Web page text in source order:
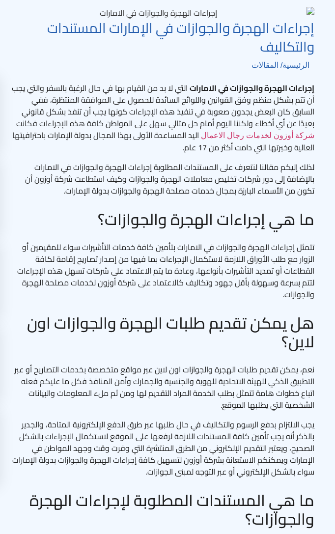
إجراءات الهجرة والجوازات في الإمارات المستندات
والتكاليف
الرئيسية/ المقالات
إجراءات الهجرة والجوازات في الاماراتالتي لا بد من القيام بها في حال الرغبة بالسفر والتي يجب
أن تتم بشكل منظم وفق القوانين واللوائح السائدة للحصول على الموافقة المنتظرة، ففي
السابق كان البعض يجدون صعوبة في تنفيذ هذه الإجراءات كونها يجب أن تنفذ بشكل قانوني
بعيدًا عن أي أخطاء ولكننا اليوم أمام حل مثالي سهل على المواطن كافة هذه الإجراءات فكانت
شركة أوزون لخدمات رجال الاعمال اليد المساعدة الأولى بهذا المجال بدولة الإمارات باحترافيتها
العالية وخبرتها التي دامت أكثر من 17 عام.
لذلك إليكم مقالنا لنتعرف على المستندات المطلوبة إجراءات الهجرة والجوازات في الامارات
بالإضافة إلى دور شركات تخليص معاملات الهجرة والجوازات وكيف استطاعت شركة أوزون أن
تكون من الأسماء البارزة بمجال خدمات مصلحة الهجرة والجوازات بدولة الإمارات.
ما هي إجراءات الهجرة والجوازات؟
تتمثل إجراءات الهجرة والجوازات في الامارات بتأمين كافة خدمات التأشيرات سواء للمقيمين أو
الزوار مع طلب الأوراق اللازمة لاستكمال الإجراءات بما فيها من إصدار تصاريح إقامة لكافة
القطاعات أو تمديد التأشيرات بأنواعها، وعادة ما يتم الاعتماد على شركات تسهل هذه الإجراءات
لتتم بسرعة وسهولة بأقل جهود وتكاليف كالاعتماد على شركة أوزون لخدمات مصلحة الهجرة
والجوازات.
هل يمكن تقديم طلبات الهجرة والجوازات اون
لاين؟
نعم، يمكن تقديم طلبات الهجرة والجوازات اون لاين عبر مواقع متخصصة بخدمات التصاريح أو عبر
التطبيق الذكي للهيئة الاتحادية للهوية والجنسية والجمارك وأمن المنافذ فكل ما عليكم فعله
اتباع خطوات هامة تتمثل بطلب الخدمة المراد التقديم لها ومن ثم ملء المعلومات والبيانات
الشخصية التي يطلبها الموقع.
يجب الالتزام بدفع الرسوم والتكاليف في حال طلبها عبر طرق الدفع الإلكترونية المتاحة، والجدير
بالذكر أنه يجب تأمين كافة المستندات اللازمة لرفعها على الموقع لاستكمال الإجراءات بالشكل
الصحيح، ويعتبر التقديم الإلكتروني من الطرق المنتشرة التي وفرت وقت وجهد المواطن في
الإمارات ويمكنكم الاستعانة بشركة أوزون لتسهيل كافة إجراءات الهجرة والجوازات بدولة الإمارات
سواء بالشكل الإلكتروني أو عبر التوجه لمبنى الجوازات.
ما هي المستندات المطلوبة لإجراءات الهجرة
والجوازات؟